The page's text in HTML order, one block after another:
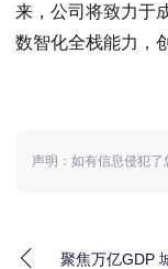
来，公司将致力于
数智化全栈能力，
声明：如有信息侵犯了
聚焦万亿GDP